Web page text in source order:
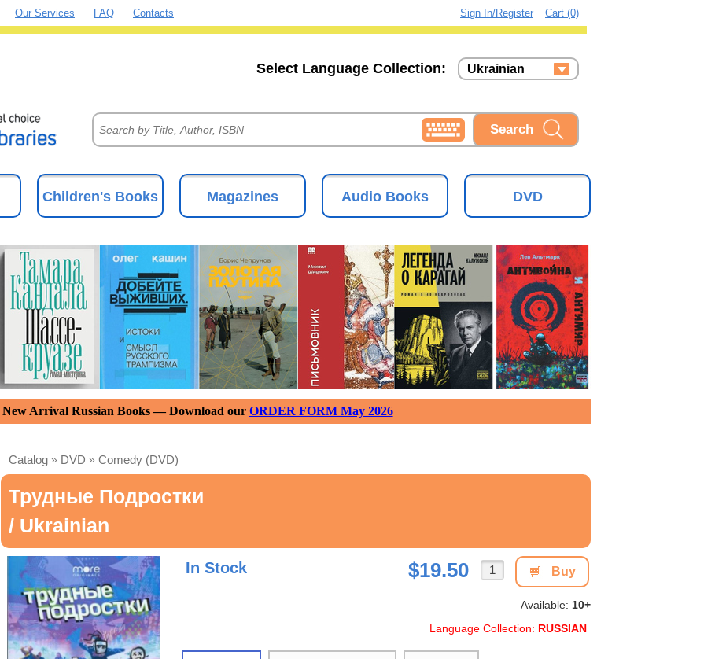
Our Services FAQ Contacts Cart (0)
Sign In/Register
Ukrainian
Ukrainian
Select Language Collection:
Children's Books Magazines Audio Books DVD
New Arrival Russian Books — Download our ORDER FORM May 2026
Catalog » DVD » Comedy (DVD)
Трудные Подростки
/ Ukrainian
In Stock Buy
$19.50
Available: 10+
Language Collection: RUSSIAN